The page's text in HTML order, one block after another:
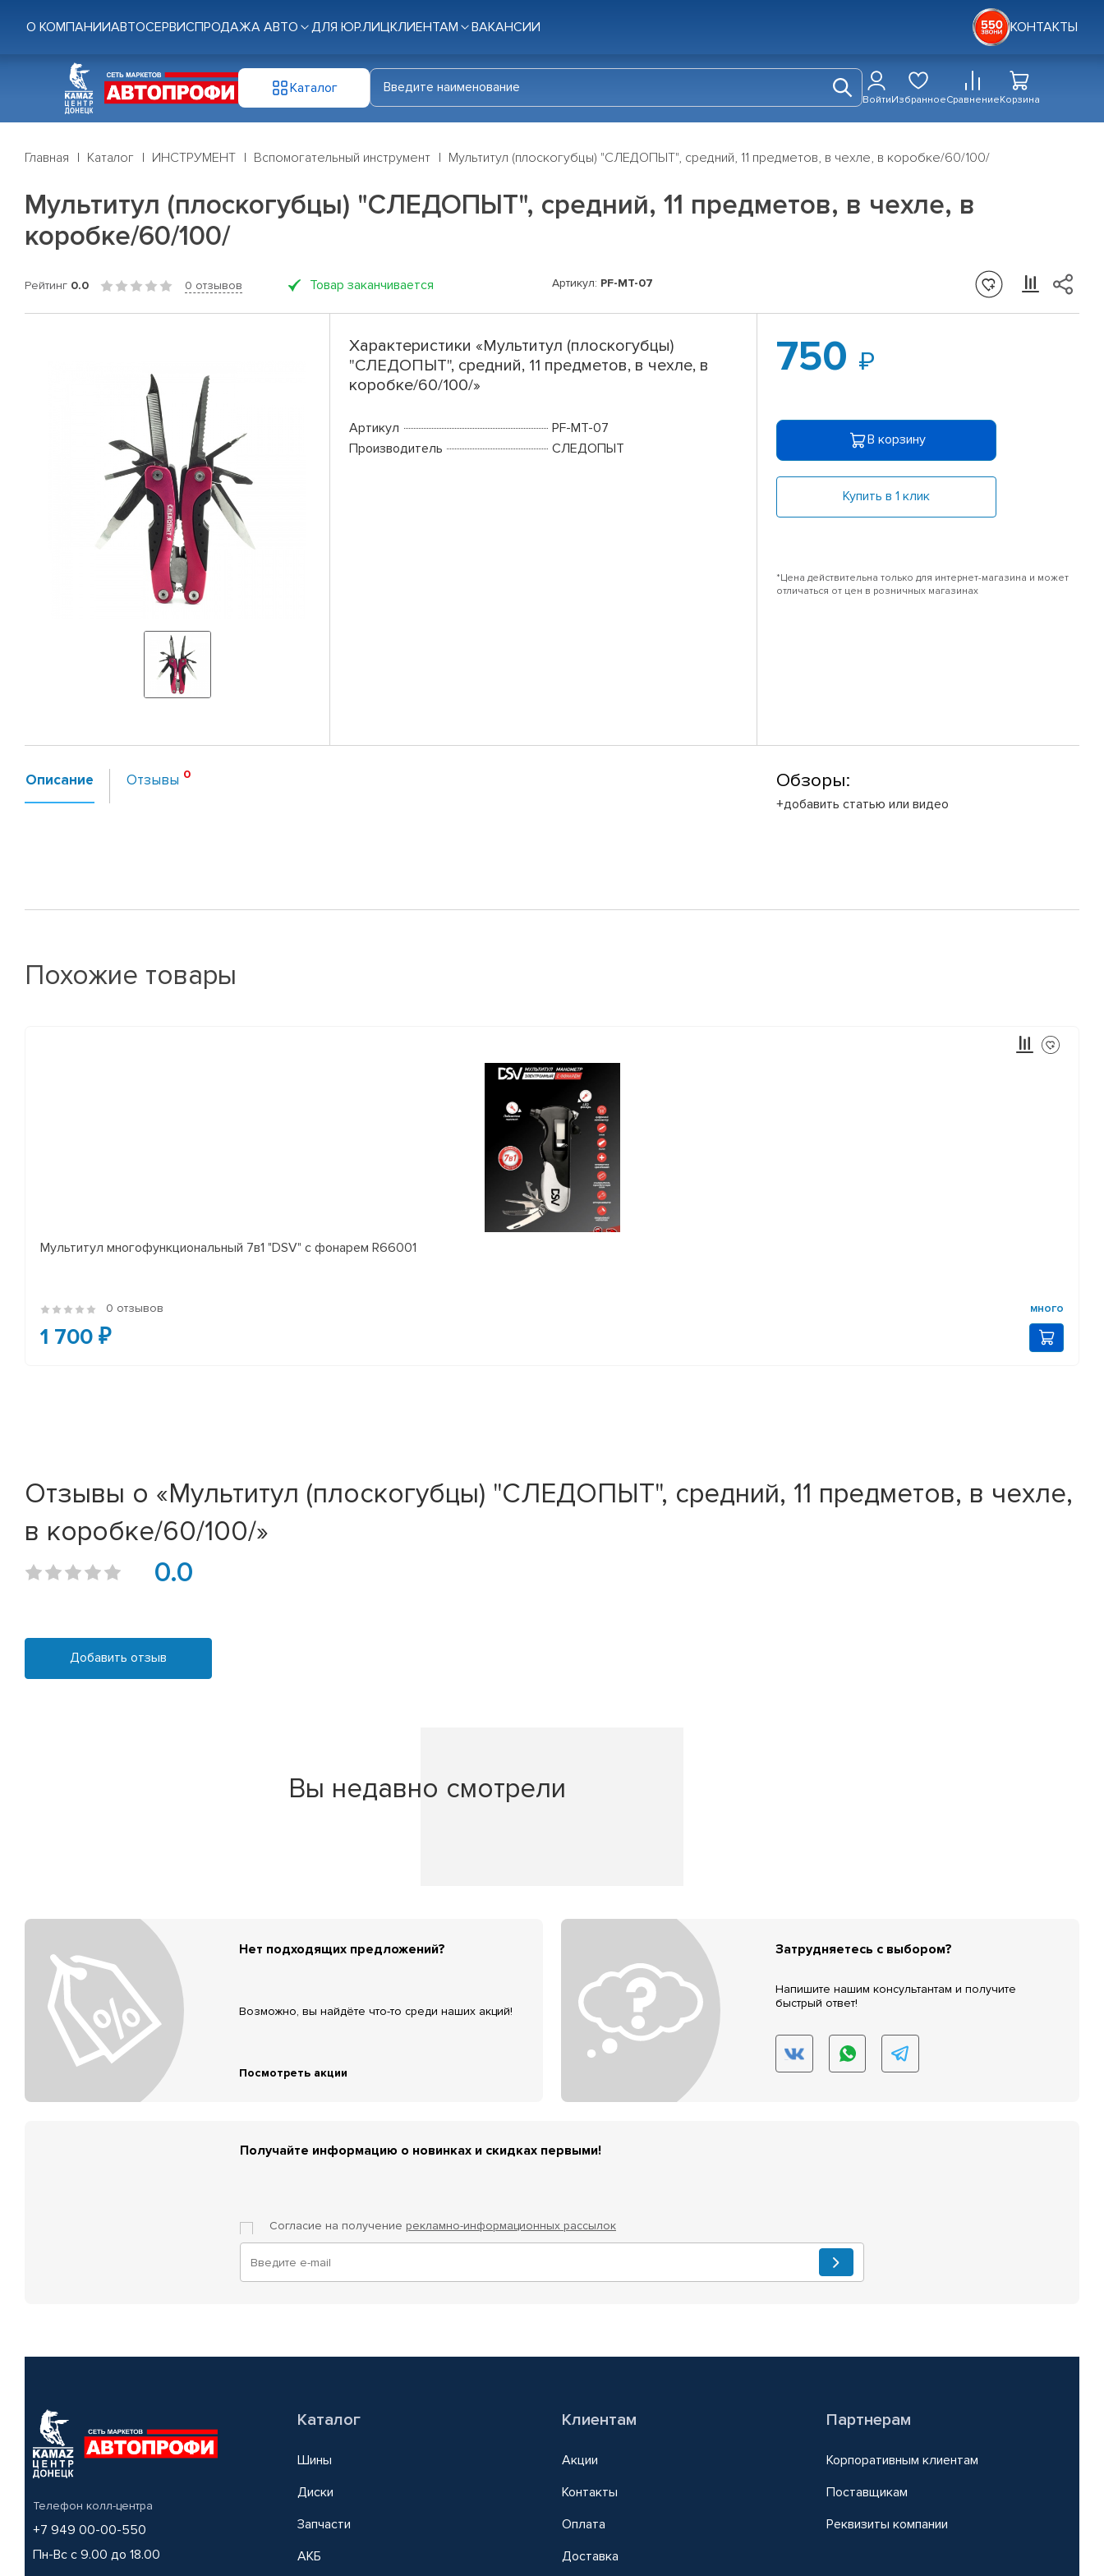
О КОМПАНИИАВТОСЕРВИСПРОДАЖА АВТО ДЛЯ ЮР.ЛИЦКЛИЕНТАМ ВАКАНСИИ КОНТАКТЫ
Каталог
ВойтиИзбранноеСравнениеКорзина
Главная Каталог ИНСТРУМЕНТ Вспомогательный инструмент Мультитул (плоскогубцы) "СЛЕДОПЫТ", средний, 11 предметов, в чехле, в коробке/60/100/
Мультитул (плоскогубцы) "СЛЕДОПЫТ", средний, 11 предметов, в чехле, в
коробке/60/100/
Рейтинг 0.0 0 отзывов Товар заканчивается Артикул: PF-MT-07
Характеристики «Мультитул (плоскогубцы)
"СЛЕДОПЫТ", средний, 11 предметов, в чехле, в
коробке/60/100/»
Артикул
PF-MT-07
Производитель
СЛЕДОПЫТ
750
В корзину
Купить в 1 клик
*Цена действительна только для интернет-магазина и может
отличаться от цен в розничных магазинах
Описание Отзывы Обзоры:
+добавить статью или видео
Похожие товары
Мультитул многофункциональный 7в1 "DSV" с фонарем R66001
0 отзывов много
1 700 ₽
Отзывы о «Мультитул (плоскогубцы) "СЛЕДОПЫТ", средний, 11 предметов, в чехле,
в коробке/60/100/»
0.0
Добавить отзыв
Вы недавно смотрели
Нет подходящих предложений?
Возможно, вы найдёте что-то среди наших акций!
Посмотреть акции
Затрудняетесь с выбором?
Напишите нашим консультантам и получите
быстрый ответ!
Получайте информацию о новинках и скидках первыми!
Согласие на получение рекламно-информационных рассылок
Телефон колл-центра
+7 949 00-00-550
Пн-Вс с 9.00 до 18.00
Каталог
Шины
Диски
Запчасти
АКБ
Клиентам
Акции
Контакты
Оплата
Доставка
Партнерам
Корпоративным клиентам
Поставщикам
Реквизиты компании